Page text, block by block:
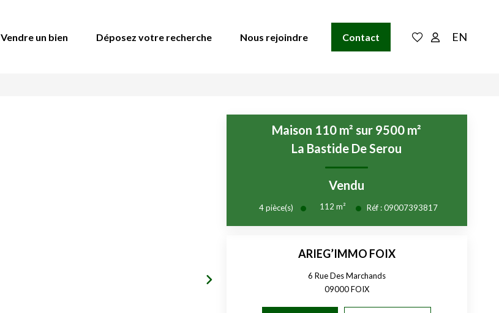
Vendre un bien Déposez votre recherche Nous rejoindre Contact EN
Maison 110 m² sur 9500 m²
La Bastide De Serou
Vendu
4pièce(s) 112m² Réf :09007393817
ARIEG’IMMO FOIX
6 Rue Des Marchands
09000FOIX